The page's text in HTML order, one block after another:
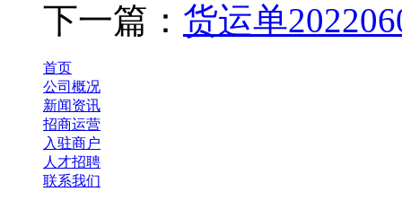
下一篇： 货运单
首页
公司概况
新闻资讯
招商运营
入驻商户
人才招聘
联系我们